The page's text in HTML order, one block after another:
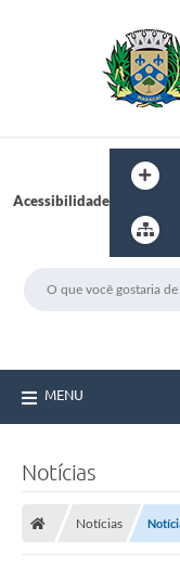
Acessibilidade
MENU
Notícias
Notícias